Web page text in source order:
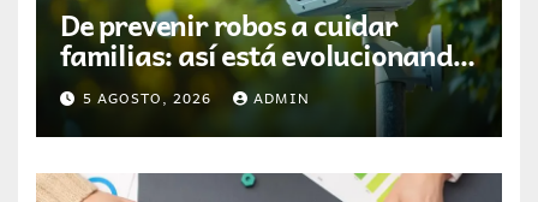
De prevenir robos a cuidar
familias: así está evolucionando
la videovigilancia en los hogares
colombianos
5 AGOSTO, 2026 ADMIN